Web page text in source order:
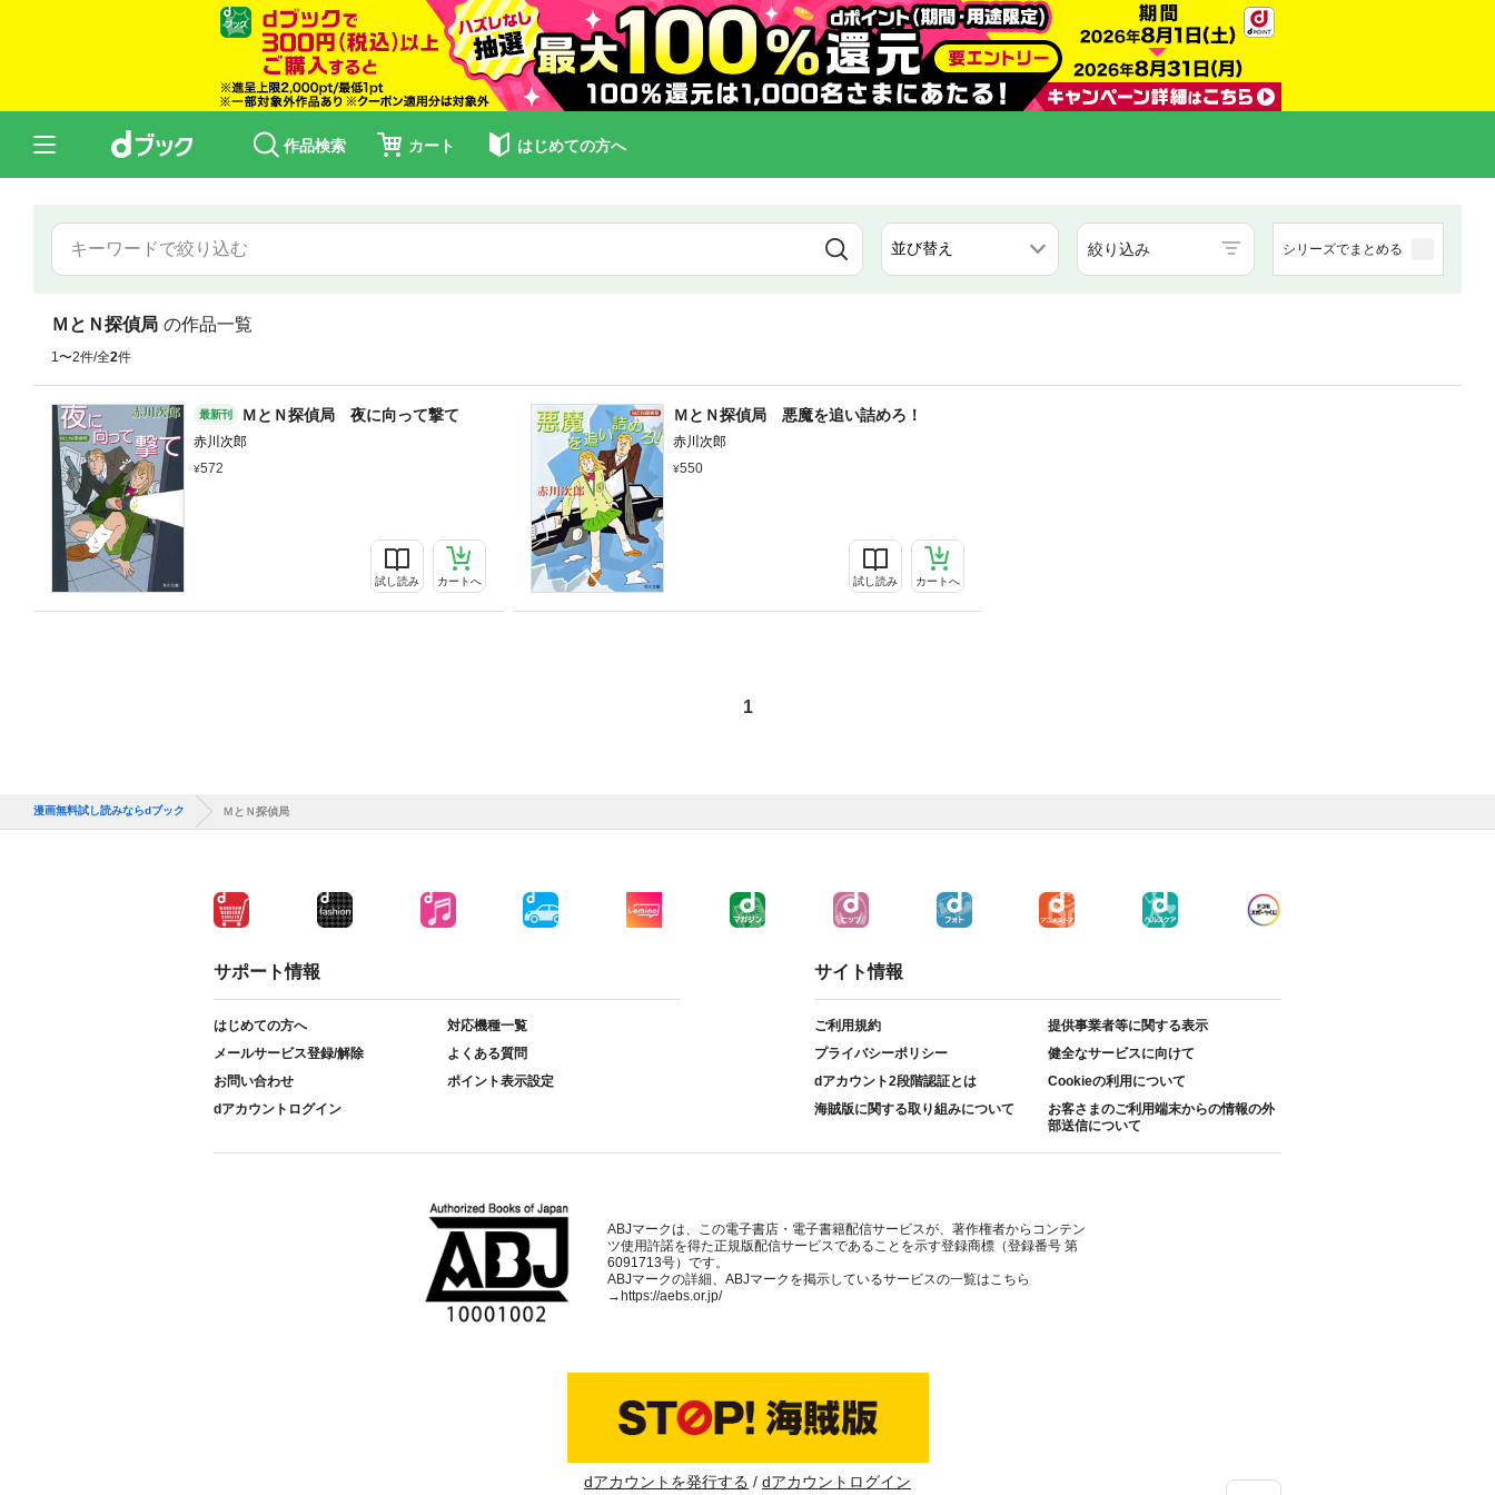
作品検索 カート はじめての方へ
絞り込み シリーズでまとめる
ＭとＮ探偵局 の作品一覧
1〜2件/全2件
最新刊 ＭとＮ探偵局 夜に向って撃て
赤川次郎
572
試し読み カートへ
ＭとＮ探偵局 悪魔を追い詰めろ！
赤川次郎
550
試し読み カートへ
1
漫画無料試し読みならdブック ＭとＮ探偵局
サポート情報
はじめての方へ
対応機種一覧
メールサービス登録/解除
よくある質問
お問い合わせ
ポイント表示設定
dアカウントログイン
サイト情報
ご利用規約
提供事業者等に関する表示
プライバシーポリシー
健全なサービスに向けて
dアカウント2段階認証とは
Cookieの利用について
海賊版に関する取り組みについて
お客さまのご利用端末からの情報の外
部送信について
ABJマークは、この電子書店・電子書籍配信サービスが、著作権者からコンテン
ツ使用許諾を得た正規版配信サービスであることを示す登録商標（登録番号 第
6091713号）です。
ABJマークの詳細、ABJマークを掲示しているサービスの一覧はこちら
→https://aebs.or.jp/
dアカウントを発行する dアカウントログイン